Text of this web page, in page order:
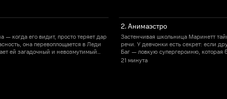
когда его видит, просто теряет дар
она перевоплощается в Леди
ей загадочный и невозмутимый
тёмных бабочек, способных
2. Анимаэстро
Застенчивая школьница Маринетт
речи. У девчонки есть секрет: если
Баг — ловкую супергероиню, которая
Супер-Кот, чьё сердце навсегда
21 минута